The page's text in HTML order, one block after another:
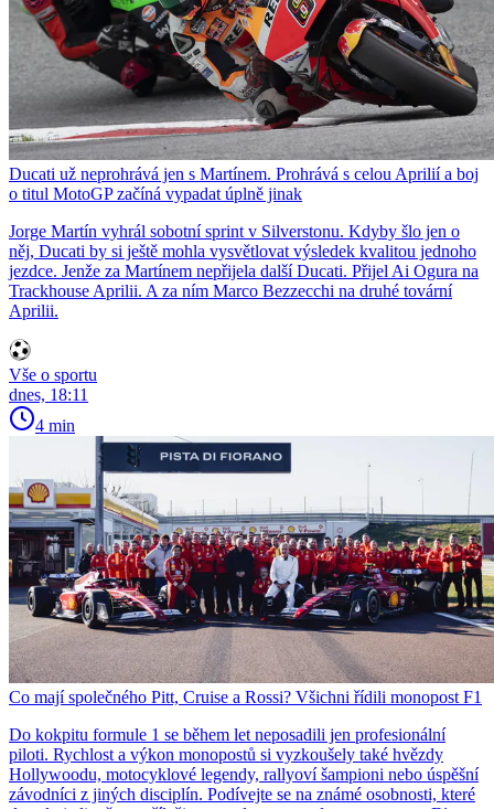
Ducati už neprohrává jen s Martínem. Prohrává s celou Aprilií a boj
o titul MotoGP začíná vypadat úplně jinak
Jorge Martín vyhrál sobotní sprint v Silverstonu. Kdyby šlo jen o
něj, Ducati by si ještě mohla vysvětlovat výsledek kvalitou jednoho
jezdce. Jenže za Martínem nepřijela další Ducati. Přijel Ai Ogura na
Trackhouse Aprilii. A za ním Marco Bezzecchi na druhé tovární
Aprilii.
Vše o sportu
dnes, 18:11
4 min
Co mají společného Pitt, Cruise a Rossi? Všichni řídili monopost F1
Do kokpitu formule 1 se během let neposadili jen profesionální
piloti. Rychlost a výkon monopostů si vyzkoušely také hvězdy
Hollywoodu, motocyklové legendy, rallyoví šampioni nebo úspěšní
závodníci z jiných disciplín. Podívejte se na známé osobnosti, které